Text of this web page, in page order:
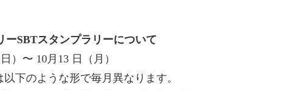
ーSBTスタンプラリーについて
）〜 10月13 日（月）
下のような形で毎月異なります。